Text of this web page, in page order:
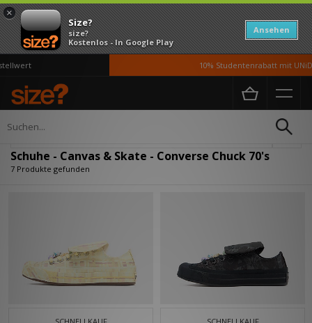
×
Size?
size?
Kostenlos - In Google Play
Ansehen
10% Studentenrabatt mit
Home Damen
Schuhe - Canvas & Skate - Converse Chuck 70's
7 Produkte gefunden